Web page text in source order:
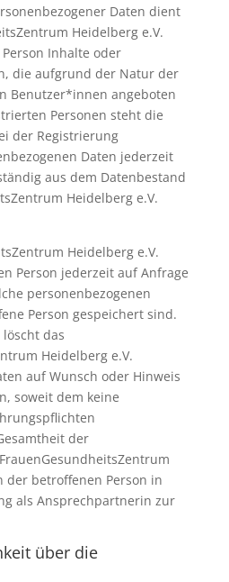
Daten dient
Heidelberg e.V.
Inhalte oder
die aufgrund der Natur der
Benutzer*innen angeboten
Personen steht die
der Registrierung
Daten jederzeit
aus dem Datenbestand
Heidelberg e.V.
Heidelberg e.V.
Person jederzeit auf Anfrage
personenbezogenen
Person gespeichert sind.
das
Heidelberg e.V.
auf Wunsch oder Hinweis
soweit dem keine
der
der betroffenen Person in
als Ansprechpartnerin zur
über die